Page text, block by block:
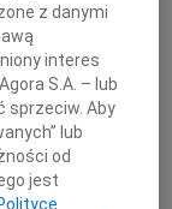
Szczekocinami.
Z
Ofiar
się w żałobie
z danymi
interes
S.A. – lub
sprzeciw. Aby
lub
od
jest